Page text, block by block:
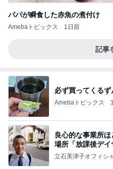
パパが瞬食した赤魚の煮付け
Amebaトピックス 1日前
記事
必ず買ってくる
Amebaトピックス
良心的な事業所
場所「放課後デ
実の
立石美津子オフィシ